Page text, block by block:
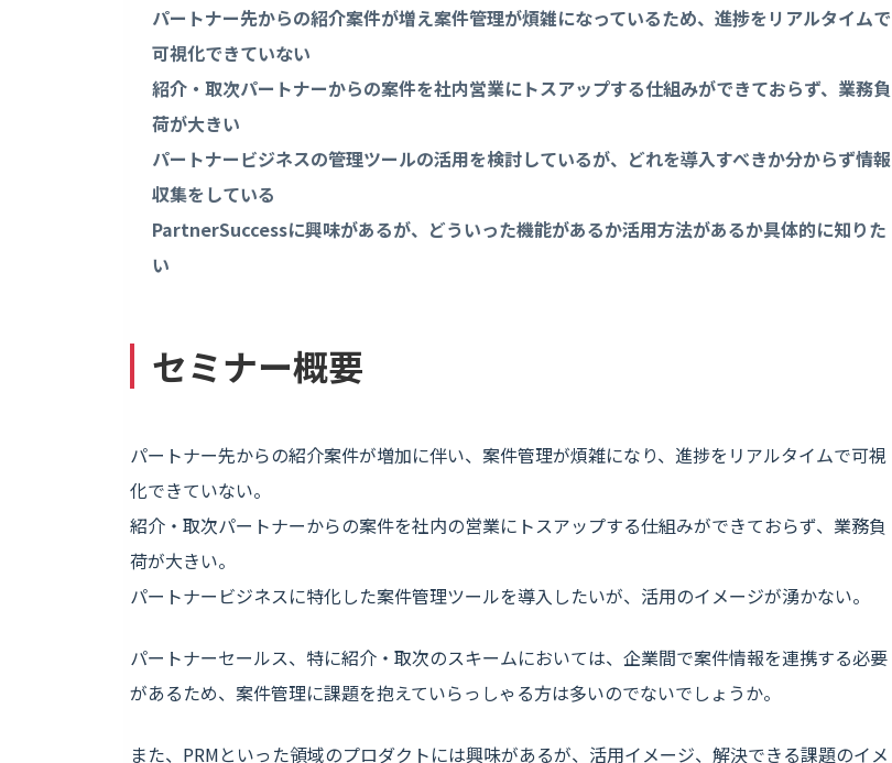
パートナー先からの紹介案件が増え案件管理が煩雑になっているため、進捗をリアルタイムで
可視化できていない
紹介・取次パートナーからの案件を社内営業にトスアップする仕組みができておらず、業務負
荷が大きい
パートナービジネスの管理ツールの活用を検討しているが、どれを導入すべきか分からず情報
収集をしている
PartnerSuccessに興味があるが、どういった機能があるか活用方法があるか具体的に知りた
い
セミナー概要
パートナー先からの紹介案件が増加に伴い、案件管理が煩雑になり、進捗をリアルタイムで可視
化できていない。
紹介・取次パートナーからの案件を社内の営業にトスアップする仕組みができておらず、業務負
荷が大きい。
パートナービジネスに特化した案件管理ツールを導入したいが、活用のイメージが湧かない。
パートナーセールス、特に紹介・取次のスキームにおいては、企業間で案件情報を連携する必要
があるため、案件管理に課題を抱えていらっしゃる方は多いのでないでしょうか。
また、PRMといった領域のプロダクトには興味があるが、活用イメージ、解決できる課題のイメ